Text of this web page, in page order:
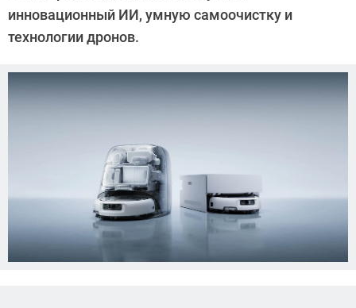
инновационный ИИ, умную самоочистку и
технологии дронов.